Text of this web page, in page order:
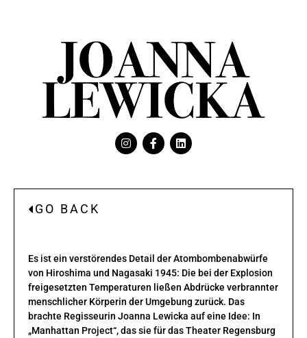
GO BACK
Es ist ein verstörendes Detail der Atombombenabwürfe
von Hiroshima und Nagasaki 1945: Die bei der Explosion
freigesetzten Temperaturen ließen Abdrücke verbrannter
menschlicher Körperin der Umgebung zurück. Das
brachte Regisseurin Joanna Lewicka auf eine Idee: In
„Manhattan Project“, das sie für das Theater Regensburg